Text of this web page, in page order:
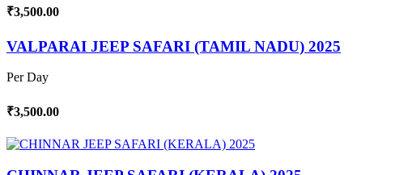
₹3,500.00
VALPARAI JEEP SAFARI (TAMIL NADU) 2025
Per Day
₹3,500.00